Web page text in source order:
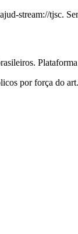
stream://tjsc.
por força do